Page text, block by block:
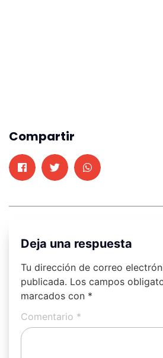
Compartir
Deja una respuesta
Tu dirección de correo
publicada. Los campos
marcados con *
Comentario *